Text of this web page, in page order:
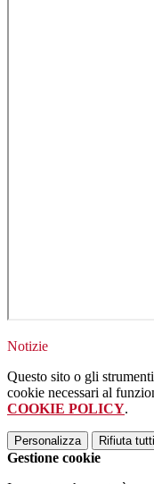
Notizie
Questo sito o gli
cookie necessari al
COOKIE POLICY.
Personalizza Rifiuta tutti
Gestione cookie